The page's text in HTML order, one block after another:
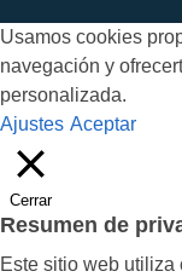
Usamos cookies
navegación y
personalizada.
Ajustes Aceptar
Cerrar
Resumen de
Este sitio web